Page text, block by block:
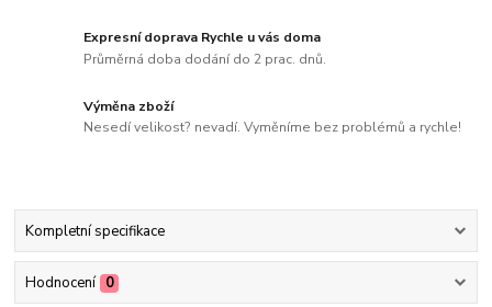
Expresní doprava Rychle u vás doma
Průměrná doba dodání do 2 prac. dnů.
Výměna zboží
Nesedí velikost? nevadí. Vyměníme bez problémů a rychle!
Kompletní specifikace
Hodnocení 0